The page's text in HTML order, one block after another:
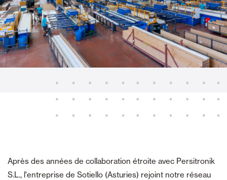
Après des années de collaboration étroite avec Persitronik
S.L., l'entreprise de Sotiello (Asturies) rejoint notre réseau